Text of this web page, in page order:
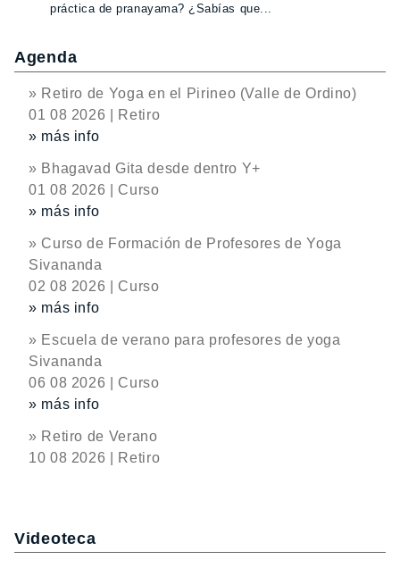
práctica de pranayama? ¿Sabías que...
Agenda
» Retiro de Yoga en el Pirineo (Valle de Ordino)
01 08 2026 | Retiro
» más info
» Bhagavad Gita desde dentro Y+
01 08 2026 | Curso
» más info
» Curso de Formación de Profesores de Yoga
Sivananda
02 08 2026 | Curso
» más info
» Escuela de verano para profesores de yoga
Sivananda
06 08 2026 | Curso
» más info
» Retiro de Verano
10 08 2026 | Retiro
Videoteca